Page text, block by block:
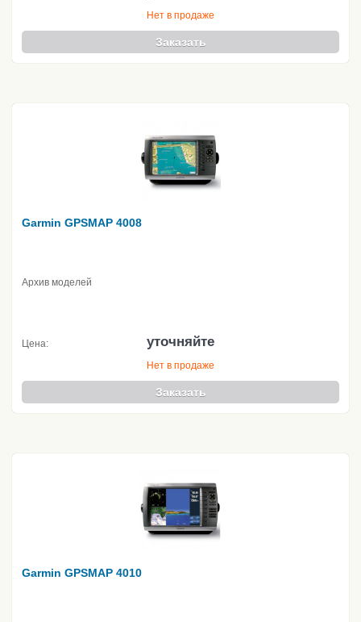
Нет в продаже
Заказать
Garmin GPSMAP 4008
Архив моделей
Цена: уточняйте
Нет в продаже
Заказать
Garmin GPSMAP 4010